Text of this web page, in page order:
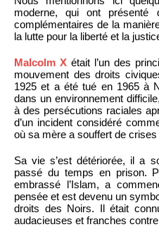
moderne, qui ont présenté
complémentaires de la
la lutte pour la liberté et la
Malcolm X était l’un des
mouvement des droits
1925 et a été tué en 1965 à
dans un environnement
à des persécutions raciales
d’un incident considéré
où sa mère a souffert de
Sa vie s’est détériorée, il a
passé du temps en prison.
embrassé l’Islam, a
pensée et est devenu un
droits des Noirs. Il était
audacieuses et franches